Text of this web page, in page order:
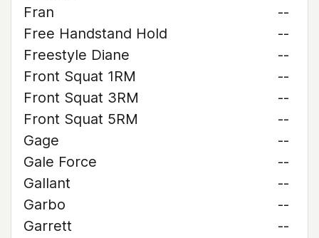
Fran
--
Free Handstand Hold
--
Freestyle Diane
--
Front Squat 1RM
--
Front Squat 3RM
--
Front Squat 5RM
--
Gage
--
Gale Force
--
Gallant
--
Garbo
--
Garrett
--